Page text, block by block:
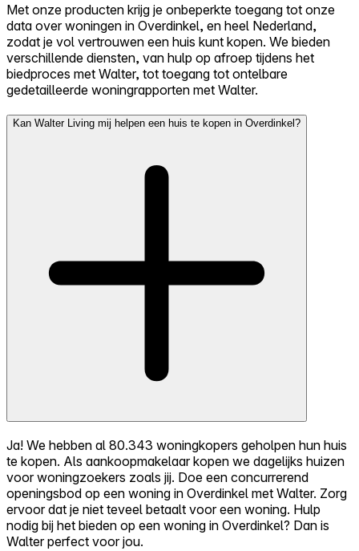
Met onze producten krijg je onbeperkte toegang tot onze
data over woningen in Overdinkel, en heel Nederland,
zodat je vol vertrouwen een huis kunt kopen. We bieden
verschillende diensten, van hulp op afroep tijdens het
biedproces met Walter, tot toegang tot ontelbare
gedetailleerde woningrapporten met Walter.
Kan Walter Living mij helpen een huis te kopen in Overdinkel?
Ja! We hebben al 80.343 woningkopers geholpen hun huis
te kopen. Als aankoopmakelaar kopen we dagelijks huizen
voor woningzoekers zoals jij. Doe een concurrerend
openingsbod op een woning in Overdinkel met Walter. Zorg
ervoor dat je niet teveel betaalt voor een woning. Hulp
nodig bij het bieden op een woning in Overdinkel? Dan is
Walter perfect voor jou.